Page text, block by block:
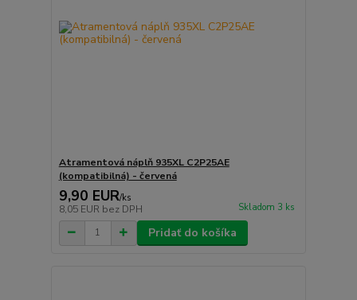
Atramentová náplň 935XL C2P25AE
(kompatibilná) - červená
9,90 EUR/ks
8,05 EUR bez DPH Skladom 3 ks
Pridať do košíka